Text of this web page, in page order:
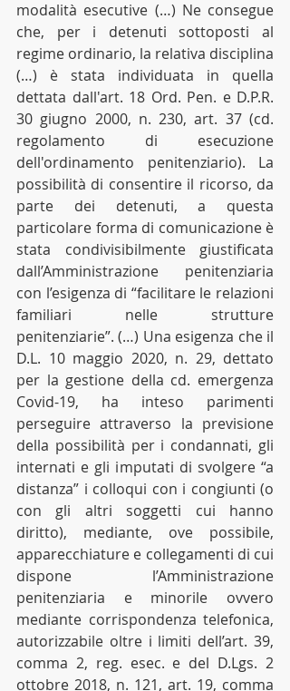
modalità esecutive (…) Ne consegue
che, per i detenuti sottoposti al
regime ordinario, la relativa disciplina
(…) è stata individuata in quella
dettata dall'art. 18 Ord. Pen. e D.P.R.
30 giugno 2000, n. 230, art. 37 (cd.
regolamento di esecuzione
dell'ordinamento penitenziario). La
possibilità di consentire il ricorso, da
parte dei detenuti, a questa
particolare forma di comunicazione è
stata condivisibilmente giustificata
dall’Amministrazione penitenziaria
con l’esigenza di “facilitare le relazioni
familiari nelle strutture
penitenziarie”. (…) Una esigenza che il
D.L. 10 maggio 2020, n. 29, dettato
per la gestione della cd. emergenza
Covid-19, ha inteso parimenti
perseguire attraverso la previsione
della possibilità per i condannati, gli
internati e gli imputati di svolgere “a
distanza” i colloqui con i congiunti (o
con gli altri soggetti cui hanno
diritto), mediante, ove possibile,
apparecchiature e collegamenti di cui
dispone l’Amministrazione
penitenziaria e minorile ovvero
mediante corrispondenza telefonica,
autorizzabile oltre i limiti dell’art. 39,
comma 2, reg. esec. e del D.Lgs. 2
ottobre 2018, n. 121, art. 19, comma